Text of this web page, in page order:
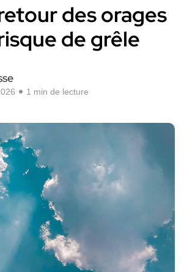
des orages
de grêle
1 min de lecture